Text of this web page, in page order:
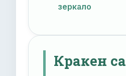
зеркало
Кракен